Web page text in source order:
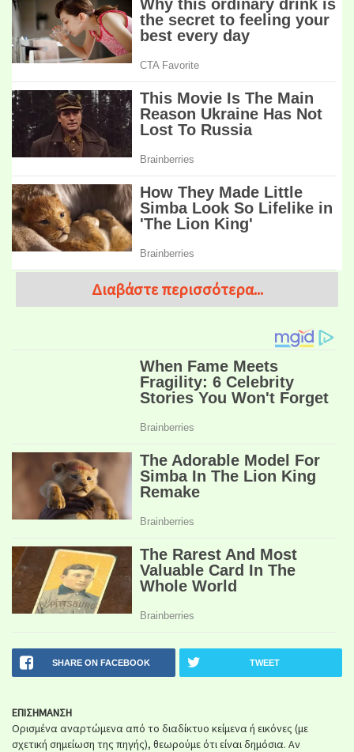
Διαβάστε περισσότερα...
SHARE ON FACEBOOK TWEET
ΕΠΙΣΗΜΑΝΣΗ
Ορισμένα αναρτώμενα από το διαδίκτυο κείμενα ή εικόνες (με
σχετική σημείωση της πηγής), θεωρούμε ότι είναι δημόσια. Αν